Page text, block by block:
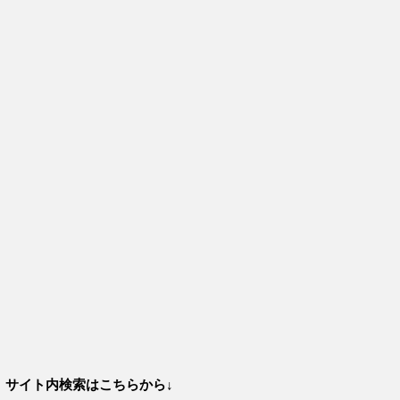
サイト内検索はこちらから↓